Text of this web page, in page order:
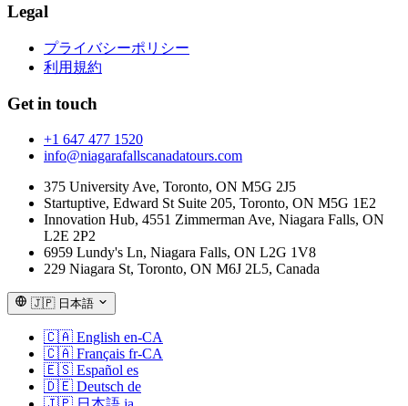
Legal
プライバシーポリシー
利用規約
Get in touch
+1 647 477 1520
info@niagarafallscanadatours.com
375 University Ave, Toronto, ON M5G 2J5
Startuptive, Edward St Suite 205, Toronto, ON M5G 1E2
Innovation Hub, 4551 Zimmerman Ave, Niagara Falls, ON
L2E 2P2
6959 Lundy's Ln, Niagara Falls, ON L2G 1V8
229 Niagara St, Toronto, ON M6J 2L5, Canada
🇯🇵 日本語
🇨🇦 English en-CA
🇨🇦 Français fr-CA
🇪🇸 Español es
🇩🇪 Deutsch de